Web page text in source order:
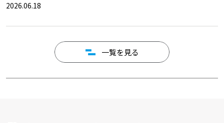
2026.06.18
一覧を見る